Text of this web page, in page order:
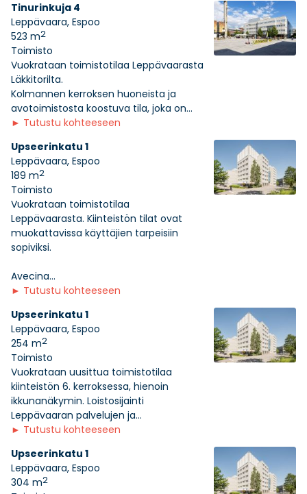
Tinurinkuja 4
Leppävaara, Espoo
523 m2
Toimisto
Vuokrataan toimistotilaa Leppävaarasta
Läkkitorilta.
Kolmannen kerroksen huoneista ja
avotoimistosta koostuva tila, joka on...
► Tutustu kohteeseen
Upseerinkatu 1
Leppävaara, Espoo
189 m2
Toimisto
Vuokrataan toimistotilaa
Leppävaarasta. Kiinteistön tilat ovat
muokattavissa käyttäjien tarpeisiin
sopiviksi.
Avecina...
► Tutustu kohteeseen
Upseerinkatu 1
Leppävaara, Espoo
254 m2
Toimisto
Vuokrataan uusittua toimistotilaa
kiinteistön 6. kerroksessa, hienoin
ikkunanäkymin. Loistosijainti
Leppävaaran palvelujen ja...
► Tutustu kohteeseen
Upseerinkatu 1
Leppävaara, Espoo
304 m2